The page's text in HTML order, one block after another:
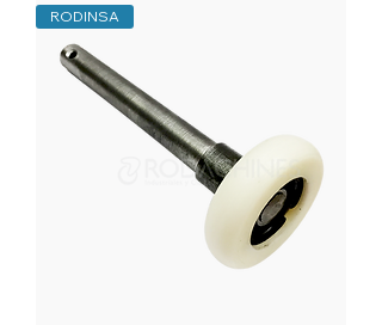
RODINSA